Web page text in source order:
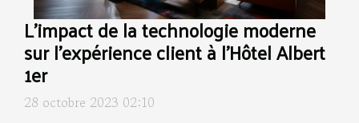
L'impact de la technologie moderne
sur l'expérience client à l'Hôtel Albert
1er
28 octobre 2023 02:10